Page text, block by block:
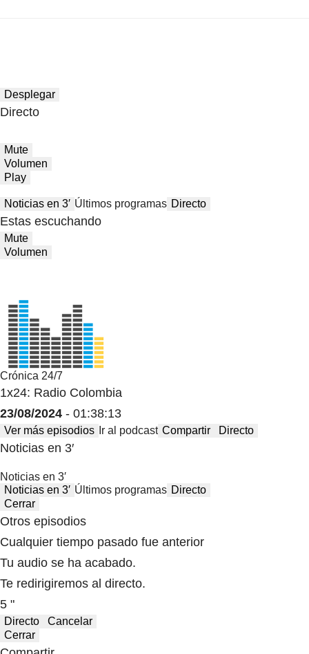
Desplegar
Directo
Mute
Volumen
Play
Noticias en 3′ Últimos programas Directo
Estas escuchando
Mute
Volumen
Crónica 24/7
1x24: Radio Colombia
23/08/2024 - 01:38:13
Ver más episodios Ir al podcast Compartir Directo
Noticias en 3′
Noticias en 3′
Noticias en 3′ Últimos programas Directo
Cerrar
Otros episodios
Cualquier tiempo pasado fue anterior
Tu audio se ha acabado.
Te redirigiremos al directo.
5 "
Directo
Cancelar
Cerrar